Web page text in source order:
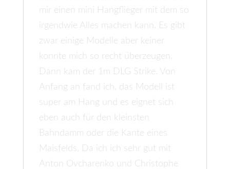
mir einen mini Hangflieger mit dem so
irgendwie Alles machen kann. Es gibt
zwar einige Modelle aber keiner
konnte mich so recht überzeugen.
Dann kam der 1m DLG Strike. Von
Anfang an fand ich, das Modell ist
super am Hang und es eignet sich
eben auch für den kleinsten
Bahndamm oder die Kante eines
Maisfelds. Da ich ich sehr gut mit
Anton Ovcharenko und Christophe